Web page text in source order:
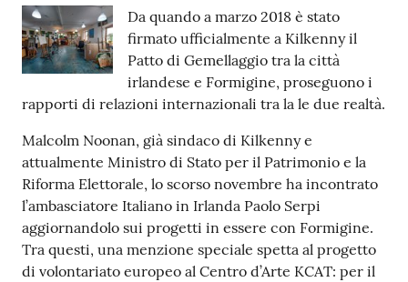
r
t
a
M
e
e
o
Tutti
gli
argomenti...
Contenuto
Da quando a marzo 2018 è stato
firmato ufficialmente a Kilkenny il
Patto di Gemellaggio tra la città
irlandese e Formigine, proseguono i
rapporti di relazioni internazionali tra la le due realtà.
Malcolm Noonan, già sindaco di Kilkenny e
attualmente Ministro di Stato per il Patrimonio e la
Riforma Elettorale, lo scorso novembre ha incontrato
l’ambasciatore Italiano in Irlanda Paolo Serpi
aggiornandolo sui progetti in essere con Formigine.
Tra questi, una menzione speciale spetta al progetto
di volontariato europeo al Centro d’Arte KCAT: per il